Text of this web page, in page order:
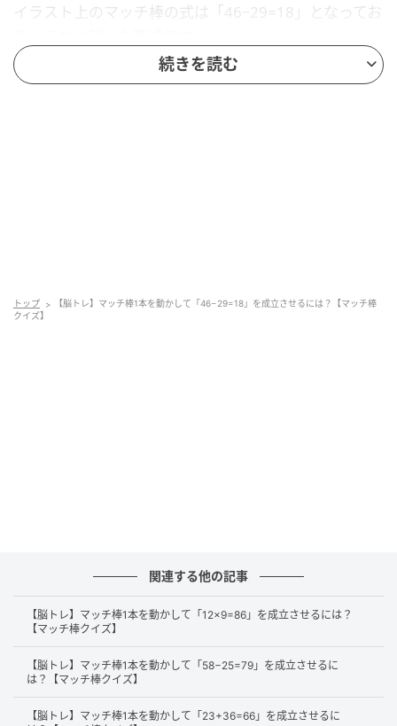
イラスト上のマッチ棒の式は「46−29=18」となってお
マッチ棒をどのように動かせば正しい等式に修正でき
続きを読む
トップ
【脳トレ】マッチ棒1本を動かして「46−29=18」を成立させるには？【マッチ棒
クイズ】
関連する他の記事
【脳トレ】マッチ棒1本を動かして「12×9=86」を成立させるには？
【マッチ棒クイズ】
【脳トレ】マッチ棒1本を動かして「58−25=79」を成立させるに
は？【マッチ棒クイズ】
【脳トレ】マッチ棒1本を動かして「23+36=66」を成立させるに